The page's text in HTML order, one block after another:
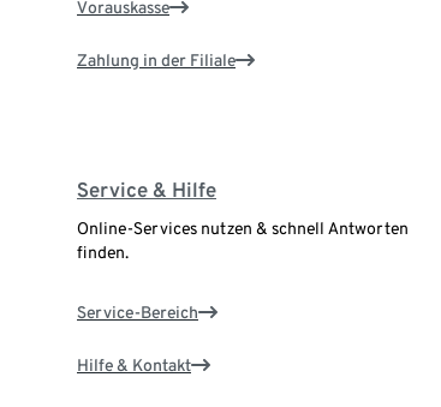
Vorauskasse
Zahlung in der Filiale
Service & Hilfe
Online-Services nutzen & schnell Antworten
finden.
Service-Bereich
Hilfe & Kontakt